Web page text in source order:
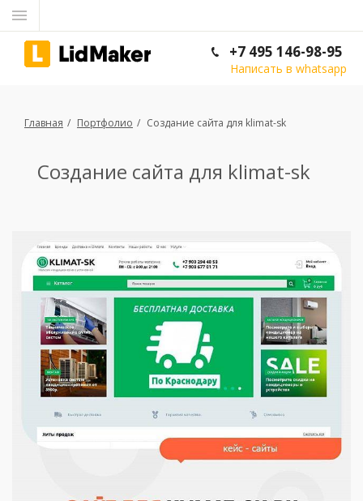
+7 495 146-98-95
Написать в whatsapp
Главная Портфолио Создание сайта для klimat-sk
Создание сайта для klimat-sk